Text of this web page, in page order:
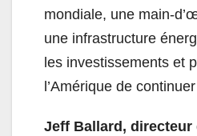
mondiale, une main-
une infrastructure
les investissements et
l’Amérique de
Jeff Ballard, directeur